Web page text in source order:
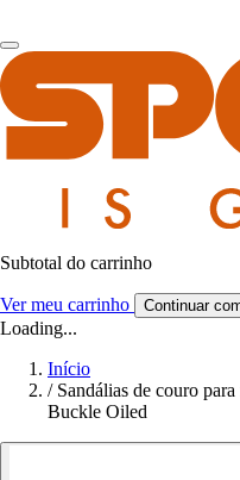
Subtotal do carrinho
Ver meu carrinho Continuar
Loading...
Início
/ Sandálias de couro
Buckle Oiled